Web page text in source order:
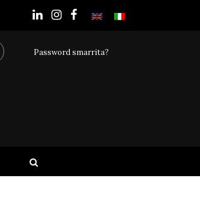
Password smarrita?